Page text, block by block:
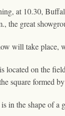
at 10.30,
the great
will take place,
located on the
square formed
in the shape of a